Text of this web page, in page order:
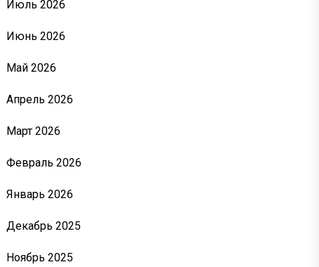
Июль 2026
Июнь 2026
Май 2026
Апрель 2026
Март 2026
Февраль 2026
Январь 2026
Декабрь 2025
Ноябрь 2025